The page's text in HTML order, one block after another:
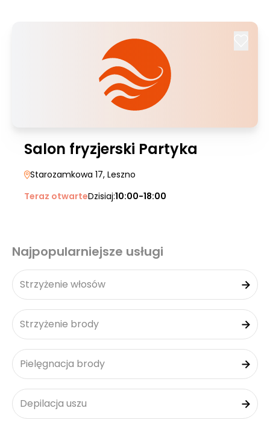
Salon fryzjerski Partyka
Starozamkowa 17, Leszno
Teraz otwarteDzisiaj:10:00-18:00
Najpopularniejsze usługi
Strzyżenie włosów
Strzyżenie brody
Pielęgnacja brody
Depilacja uszu